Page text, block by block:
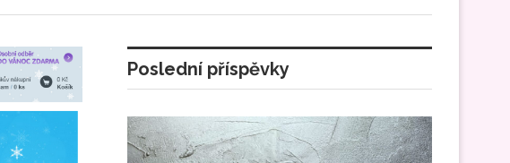
Poslední příspěvky